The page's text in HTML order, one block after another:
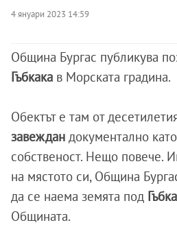
4 януари 2023 14:59
Община Бургас публикува
Гъбкака в Морската градина.
Обектът е там от
завеждан документално
собственост. Нещо повече.
на мястото си, Община
да сe наема земята под
Общината.